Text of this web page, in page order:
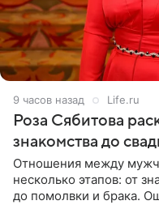
9 часов назад Life.ru
Роза Сябитова
знакомства до
Отношения между
несколько этапов: от
до помолвки и брака.